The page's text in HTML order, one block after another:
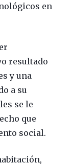
en
resultado
y una
a su
se le
que
social.